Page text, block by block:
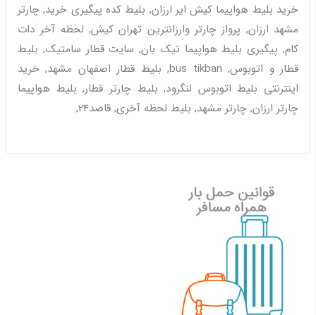
خرید بلیط هواپیما کیش ایر ارزان, بلیط کده پیگیری خرید, چارتر
مشهد ارزان, پرواز چارتر وارزانترین تهران کیش, لحظه آخر دات
کام, پیگیری بلیط هواپیما تیک بان, سایت قطار سامتیک, بلیط
قطار و اتوبوس, bus tikban, بلیط قطار اصفهان مشهد, خرید
اینترنتی بلیط اتوبوس لنگرود, بلیط چارتر قطار, بلیط هواپیما
چارتر ارزان, چارتر مشهد, بلیط لحظه آخری, قاصد24,